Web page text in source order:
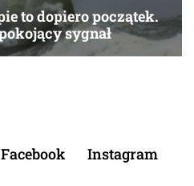
Facebook
Instagram